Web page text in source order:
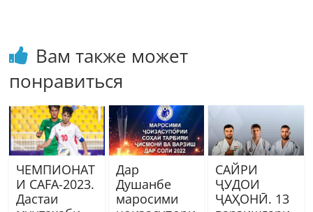
Вам также может
понравиться
ЧЕМПИОНАТ
И CAFA-2023.
Дастаи
Дар
Душанбе
маросими
САЙРИ
ҶУДОИ
ҶАҲОНӢ. 13